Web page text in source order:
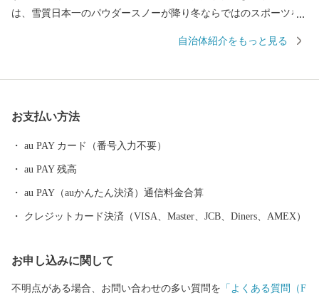
は、雪質日本一のパウダースノーが降り冬ならではのスポーツを
お越しの際には、是非、名寄市の自然、味覚などをご存分に堪能
自治体紹介をもっと見る
お支払い方法
au PAY カード（番号入力不要）
au PAY 残高
au PAY（auかんたん決済）通信料金合算
クレジットカード決済（VISA、Master、JCB、Diners、AMEX）
お申し込みに関して
不明点がある場合、お問い合わせの多い質問を 「よくある質問（F